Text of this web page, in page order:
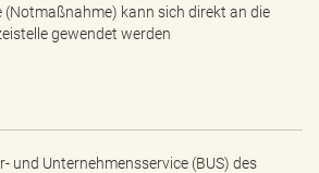
(Notmaßnahme) kann sich direkt an die
gewendet werden
und Unternehmensservice (BUS) des